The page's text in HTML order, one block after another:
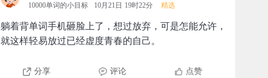
10000单词的小目标 10月21日 19时22分 精选
躺着背单词手机砸脸上了，想过放弃，可是怎能允许，
就这样轻易放过已经虚度青春的自己。
分享 评论 点赞